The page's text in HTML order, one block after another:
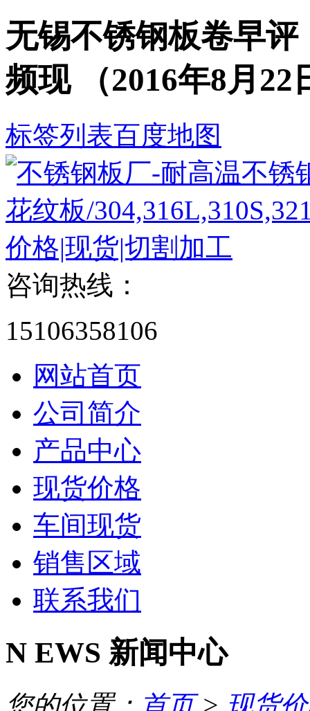
无锡不锈钢板卷早
频现 （2016年8月22
标签列表百度地图
咨询热线：
15106358106
网站首页
公司简介
产品中心
现货价格
车间现货
销售区域
联系我们
N EWS 新闻中心
您的位置： 首页> 现货